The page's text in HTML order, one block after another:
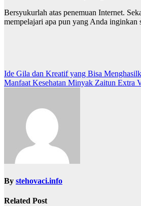
Bersyukurlah atas penemuan Internet.
mempelajari apa pun yang Anda inginkan
Post
navigation
Ide Gila dan Kreatif yang Bisa
Manfaat Kesehatan Minyak Zaitun Extra
By stehovaci.info
Related Post